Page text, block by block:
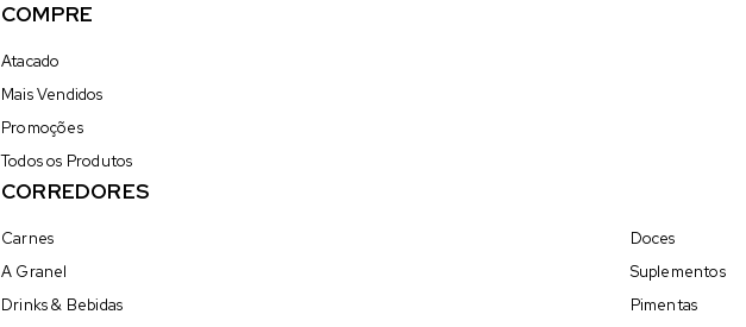
COMPRE
Atacado
Mais Vendidos
Promoções
Todos os Produtos
CORREDORES
Carnes
A Granel
Drinks & Bebidas
Doces
Suplementos
Pimentas